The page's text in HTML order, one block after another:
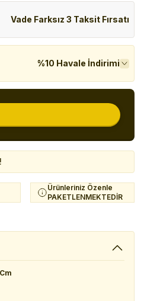
Vade Farksız 3 Taksit Fırsatı
%10 Havale İndirimi
Ürünleriniz Özenle
PAKETLENMEKTEDİR